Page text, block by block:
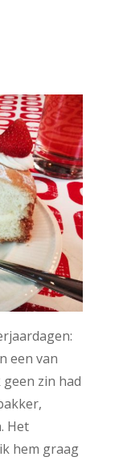
een van
zin had
Het
hem graag